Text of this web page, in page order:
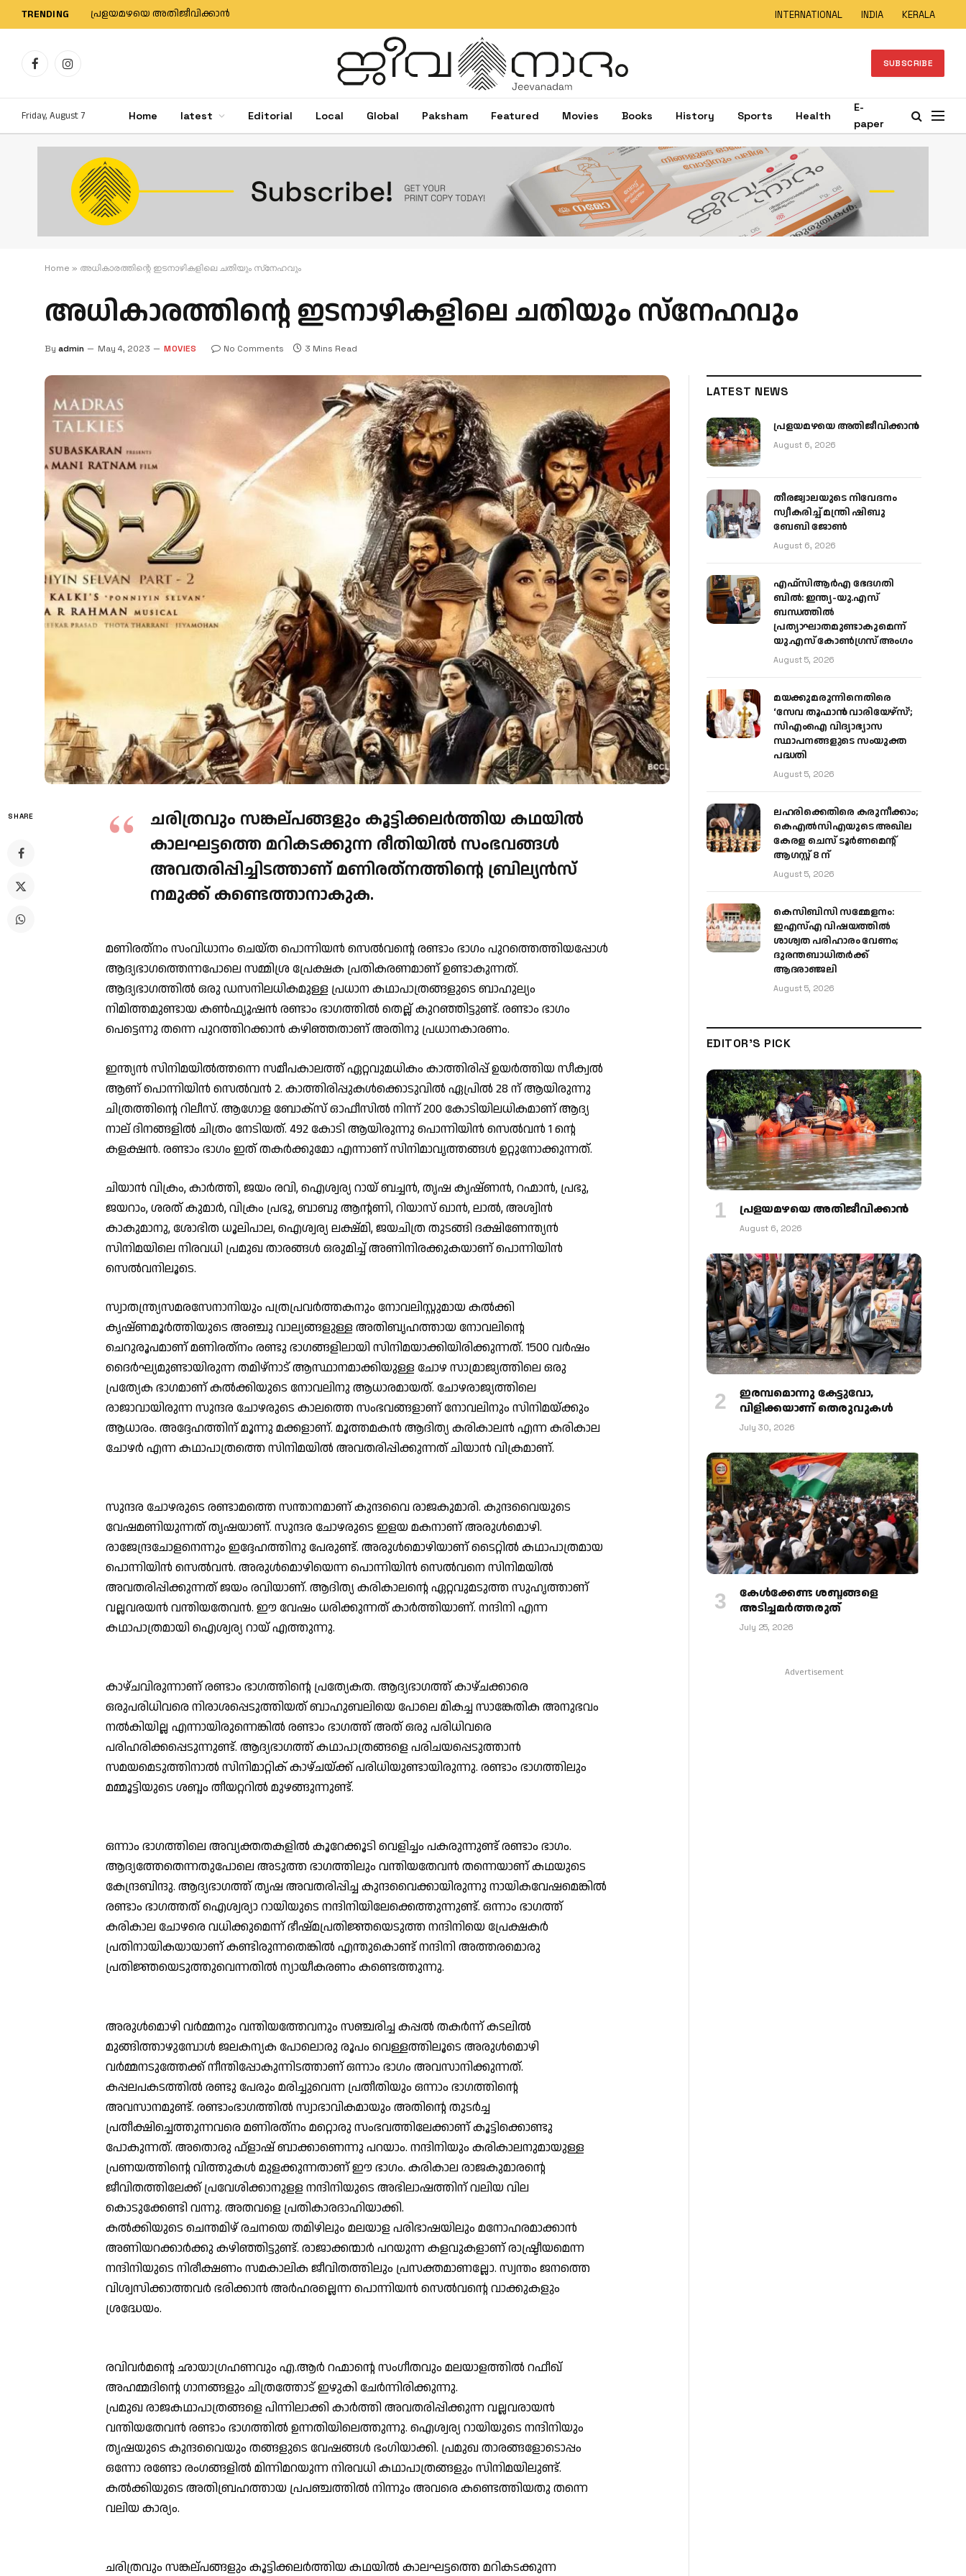
TRENDING പ്രളയമഴയെ അതിജീവിക്കാന്‍ INTERNATIONAL INDIA KERALA
FacebookInstagram SUBSCRIBE
Friday, August 7 Home latest Editorial Local Global Paksham Featured Movies Books History Sports Health
E-
paper
Home » അധികാരത്തിന്റെ ഇടനാഴികളിലെ ചതിയും സ്‌നേഹവും
അധികാരത്തിന്റെ ഇടനാഴികളിലെ ചതിയും സ്‌നേഹവും
By admin May 4, 2023 MOVIES No Comments 3 Mins Read
SHARE
ചരിത്രവും സങ്കല്പങ്ങളും കൂട്ടിക്കലര്‍ത്തിയ കഥയില്‍
കാലഘട്ടത്തെ മറികടക്കുന്ന രീതിയില്‍ സംഭവങ്ങള്‍
അവതരിപ്പിച്ചിടത്താണ് മണിരത്‌നത്തിന്റെ ബ്രില്യന്‍സ്
നമുക്ക് കണ്ടെത്താനാകുക.
മണിരത്‌നം സംവിധാനം ചെയ്ത പൊന്നിയന്‍ സെല്‍വന്റെ രണ്ടാം ഭാഗം പുറത്തെത്തിയപ്പോള്‍
ആദ്യഭാഗത്തെന്നപോലെ സമ്മിശ്ര പ്രേക്ഷക പ്രതികരണമാണ് ഉണ്ടാകുന്നത്.
ആദ്യഭാഗത്തില്‍ ഒരു ഡസനിലധികമുള്ള പ്രധാന കഥാപാത്രങ്ങളുടെ ബാഹുല്യം
നിമിത്തമുണ്ടായ കണ്‍ഫ്യൂഷന്‍ രണ്ടാം ഭാഗത്തില്‍ തെല്ല് കുറഞ്ഞിട്ടുണ്ട്. രണ്ടാം ഭാഗം
പെട്ടെന്നു തന്നെ പുറത്തിറക്കാന്‍ കഴിഞ്ഞതാണ് അതിനു പ്രധാനകാരണം.
ഇന്ത്യന്‍ സിനിമയില്‍ത്തന്നെ സമീപകാലത്ത് ഏറ്റവുമധികം കാത്തിരിപ്പ് ഉയര്‍ത്തിയ സീക്വല്‍
ആണ് പൊന്നിയിന്‍ സെല്‍വന്‍ 2. കാത്തിരിപ്പുകള്‍ക്കൊടുവില്‍ ഏപ്രില്‍ 28 ന് ആയിരുന്നു
ചിത്രത്തിന്റെ റിലീസ്. ആഗോള ബോക്‌സ് ഓഫീസില്‍ നിന്ന് 200 കോടിയിലധികമാണ് ആദ്യ
നാല് ദിനങ്ങളില്‍ ചിത്രം നേടിയത്. 492 കോടി ആയിരുന്നു പൊന്നിയിന്‍ സെല്‍വന്‍ 1 ന്റെ
കളക്ഷന്‍. രണ്ടാം ഭാഗം ഇത് തകര്‍ക്കുമോ എന്നാണ് സിനിമാവൃത്തങ്ങള്‍ ഉറ്റുനോക്കുന്നത്.
ചിയാന്‍ വിക്രം, കാര്‍ത്തി, ജയം രവി, ഐശ്വര്യ റായ് ബച്ചന്‍, തൃഷ കൃഷ്ണന്‍, റഹ്മാന്‍, പ്രഭു,
ജയറാം, ശരത് കുമാര്‍, വിക്രം പ്രഭു, ബാബു ആന്റണി, റിയാസ് ഖാന്‍, ലാല്‍, അശ്വിന്‍
കാകുമാനു, ശോഭിത ധൂലിപാല, ഐശ്വര്യ ലക്ഷ്മി, ജയചിത്ര തുടങ്ങി ദക്ഷിണേന്ത്യന്‍
സിനിമയിലെ നിരവധി പ്രമുഖ താരങ്ങള്‍ ഒരുമിച്ച് അണിനിരക്കുകയാണ് പൊന്നിയിന്‍
സെല്‍വനിലൂടെ.
സ്വാതന്ത്ര്യസമരസേനാനിയും പത്രപ്രവര്‍ത്തകനും നോവലിസ്റ്റുമായ കല്‍ക്കി
കൃഷ്ണമൂര്‍ത്തിയുടെ അഞ്ചു വാല്യങ്ങളുള്ള അതിബൃഹത്തായ നോവലിന്റെ
ചെറുരൂപമാണ് മണിരത്‌നം രണ്ടു ഭാഗങ്ങളിലായി സിനിമയാക്കിയിരിക്കുന്നത്. 1500 വര്‍ഷം
ദൈര്‍ഘ്യമുണ്ടായിരുന്ന തമിഴ്‌നാട് ആസ്ഥാനമാക്കിയുള്ള ചോഴ സാമ്രാജ്യത്തിലെ ഒരു
പ്രത്യേക ഭാഗമാണ് കല്‍ക്കിയുടെ നോവലിനു ആധാരമായത്. ചോഴരാജ്യത്തിലെ
രാജാവായിരുന്ന സുന്ദര ചോഴരുടെ കാലത്തെ സംഭവങ്ങളാണ് നോവലിനും സിനിമയ്ക്കും
ആധാരം. അദ്ദേഹത്തിന് മൂന്നു മക്കളാണ്. മൂത്തമകന്‍ ആദിത്യ കരികാലന്‍ എന്ന കരികാല
ചോഴര്‍ എന്ന കഥാപാത്രത്തെ സിനിമയില്‍ അവതരിപ്പിക്കുന്നത് ചിയാന്‍ വിക്രമാണ്.
സുന്ദര ചോഴരുടെ രണ്ടാമത്തെ സന്താനമാണ് കുന്ദവൈ രാജകുമാരി. കുന്ദവൈയുടെ
വേഷമണിയുന്നത് തൃഷയാണ്. സുന്ദര ചോഴരുടെ ഇളയ മകനാണ് അരുള്‍മൊഴി.
രാജേന്ദ്രചോളനെന്നും ഇദ്ദേഹത്തിനു പേരുണ്ട്. അരുള്‍മൊഴിയാണ് ടൈറ്റില്‍ കഥാപാത്രമായ
പൊന്നിയിന്‍ സെല്‍വന്‍. അരുള്‍മൊഴിയെന്ന പൊന്നിയിന്‍ സെല്‍വനെ സിനിമയില്‍
അവതരിപ്പിക്കുന്നത് ജയം രവിയാണ്. ആദിത്യ കരികാലന്റെ ഏറ്റവുമടുത്ത സുഹൃത്താണ്
വല്ലവരയന്‍ വന്തിയതേവന്‍. ഈ വേഷം ധരിക്കുന്നത് കാര്‍ത്തിയാണ്. നന്ദിനി എന്ന
കഥാപാത്രമായി ഐശ്വര്യ റായ് എത്തുന്നു.
കാഴ്ചവിരുന്നാണ് രണ്ടാം ഭാഗത്തിന്റെ പ്രത്യേകത. ആദ്യഭാഗത്ത് കാഴ്ചക്കാരെ
ഒരുപരിധിവരെ നിരാശപ്പെടുത്തിയത് ബാഹുബലിയെ പോലെ മികച്ച സാങ്കേതിക അനുഭവം
നല്‍കിയില്ല എന്നായിരുന്നെങ്കില്‍ രണ്ടാം ഭാഗത്ത് അത് ഒരു പരിധിവരെ
പരിഹരിക്കപ്പെടുന്നുണ്ട്. ആദ്യഭാഗത്ത് കഥാപാത്രങ്ങളെ പരിചയപ്പെടുത്താന്‍
സമയമെടുത്തിനാല്‍ സിനിമാറ്റിക് കാഴ്ചയ്ക്ക് പരിധിയുണ്ടായിരുന്നു. രണ്ടാം ഭാഗത്തിലും
മമ്മൂട്ടിയുടെ ശബ്ദം തീയറ്ററില്‍ മുഴങ്ങുന്നുണ്ട്.
ഒന്നാം ഭാഗത്തിലെ അവ്യക്തതകളില്‍ കൂറേക്കൂടി വെളിച്ചം പകരുന്നുണ്ട് രണ്ടാം ഭാഗം.
ആദ്യത്തേതെന്നതുപോലെ അടുത്ത ഭാഗത്തിലും വന്തിയതേവന്‍ തന്നെയാണ് കഥയുടെ
കേന്ദ്രബിന്ദു. ആദ്യഭാഗത്ത് തൃഷ അവതരിപ്പിച്ച കുന്ദവൈക്കായിരുന്നു നായികവേഷമെങ്കില്‍
രണ്ടാം ഭാഗത്തത് ഐശ്വര്യാ റായിയുടെ നന്ദിനിയിലേക്കെത്തുന്നുണ്ട്. ഒന്നാം ഭാഗത്ത്
കരികാല ചോഴരെ വധിക്കുമെന്ന് ഭീഷ്മപ്രതിജ്ഞയെടുത്ത നന്ദിനിയെ പ്രേക്ഷകര്‍
പ്രതിനായികയായാണ് കണ്ടിരുന്നതെങ്കില്‍ എന്തുകൊണ്ട് നന്ദിനി അത്തരമൊരു
പ്രതിജ്ഞയെടുത്തുവെന്നതില്‍ ന്യായീകരണം കണ്ടെത്തുന്നു.
അരുള്‍മൊഴി വര്‍മ്മനും വന്തിയത്തേവനും സഞ്ചരിച്ച കപ്പല്‍ തകര്‍ന്ന് കടലില്‍
മുങ്ങിത്താഴുമ്പോള്‍ ജലകന്യക പോലൊരു രൂപം വെള്ളത്തിലൂടെ അരുള്‍മൊഴി
വര്‍മ്മനടുത്തേക്ക് നീന്തിപ്പോകുന്നിടത്താണ് ഒന്നാം ഭാഗം അവസാനിക്കുന്നത്.
കപ്പലപകടത്തില്‍ രണ്ടു പേരും മരിച്ചുവെന്ന പ്രതീതിയും ഒന്നാം ഭാഗത്തിന്റെ
അവസാനമുണ്ട്. രണ്ടാംഭാഗത്തില്‍ സ്വാഭാവികമായും അതിന്റെ തുടര്‍ച്ച
പ്രതീക്ഷിച്ചെത്തുന്നവരെ മണിരത്‌നം മറ്റൊരു സംഭവത്തിലേക്കാണ് കൂട്ടിക്കൊണ്ടു
പോകുന്നത്. അതൊരു ഫ്‌ളാഷ് ബാക്കാണെന്നു പറയാം. നന്ദിനിയും കരികാലനുമായുള്ള
പ്രണയത്തിന്റെ വിത്തുകള്‍ മുളക്കുന്നതാണ് ഈ ഭാഗം. കരികാല രാജകുമാരന്റെ
ജീവിതത്തിലേക്ക് പ്രവേശിക്കാനുളള നന്ദിനിയുടെ അഭിലാഷത്തിന് വലിയ വില
കൊടുക്കേണ്ടി വന്നു. അതവളെ പ്രതികാരദാഹിയാക്കി.
കല്‍ക്കിയുടെ ചെന്തമിഴ് രചനയെ തമിഴിലും മലയാള പരിഭാഷയിലും മനോഹരമാക്കാന്‍
അണിയറക്കാര്‍ക്കു കഴിഞ്ഞിട്ടുണ്ട്. രാജാക്കന്മാര്‍ പറയുന്ന കളവുകളാണ് രാഷ്ട്രീയമെന്ന
നന്ദിനിയുടെ നിരീക്ഷണം സമകാലിക ജീവിതത്തിലും പ്രസക്തമാണല്ലോ. സ്വന്തം ജനത്തെ
വിശ്വസിക്കാത്തവര്‍ ഭരിക്കാന്‍ അര്‍ഹരല്ലെന്ന പൊന്നിയന്‍ സെല്‍വന്റെ വാക്കുകളും
ശ്രദ്ധേയം.
രവിവര്‍മന്റെ ഛായാഗ്രഹണവും എ.ആര്‍ റഹ്മാന്റെ സംഗീതവും മലയാളത്തില്‍ റഫീഖ്
അഹമ്മദിന്റെ ഗാനങ്ങളും ചിത്രത്തോട് ഇഴുകി ചേര്‍ന്നിരിക്കുന്നു.
പ്രമുഖ രാജകഥാപാത്രങ്ങളെ പിന്നിലാക്കി കാര്‍ത്തി അവതരിപ്പിക്കുന്ന വല്ലവരായന്‍
വന്തിയതേവന്‍ രണ്ടാം ഭാഗത്തില്‍ ഉന്നതിയിലെത്തുന്നു. ഐശ്വര്യ റായിയുടെ നന്ദിനിയും
തൃഷയുടെ കുന്ദവൈയും തങ്ങളുടെ വേഷങ്ങള്‍ ഭംഗിയാക്കി. പ്രമുഖ താരങ്ങളോടൊപ്പം
ഒന്നോ രണ്ടോ രംഗങ്ങളില്‍ മിന്നിമറയുന്ന നിരവധി കഥാപാത്രങ്ങളും സിനിമയിലുണ്ട്.
കല്‍ക്കിയുടെ അതിബ്രഹത്തായ പ്രപഞ്ചത്തില്‍ നിന്നും അവരെ കണ്ടെത്തിയതു തന്നെ
വലിയ കാര്യം.
ചരിത്രവും സങ്കല്പങ്ങളും കൂട്ടിക്കലര്‍ത്തിയ കഥയില്‍ കാലഘട്ടത്തെ മറികടക്കുന്ന
LATEST NEWS
പ്രളയമഴയെ അതിജീവിക്കാന്‍
August 6, 2026
തീരജ്വാലയുടെ നിവേദനം
സ്വീകരിച്ച് മന്ത്രി ഷിബു
ബേബി ജോൺ
August 6, 2026
എഫ്‌സിആർഎ ഭേദഗതി
ബിൽ: ഇന്ത്യ-യു.എസ്
ബന്ധത്തിൽ
പ്രത്യാഘാതമുണ്ടാകുമെന്ന്
യു.എസ് കോൺഗ്രസ് അംഗം
August 5, 2026
മയക്കുമരുന്നിനെതിരെ
‘സേവ തൂഫാൻ വാരിയേഴ്‌സ്’;
സിഎംഐ വിദ്യാഭ്യാസ
സ്ഥാപനങ്ങളുടെ സംയുക്ത
പദ്ധതി
August 5, 2026
ലഹരിക്കെതിരെ കരുനീക്കാം;
കെഎൽസിഎയുടെ അഖില
കേരള ചെസ് ടൂർണമെന്റ്
ആഗസ്റ്റ് 8 ന്
August 5, 2026
കെസിബിസി സമ്മേളനം:
ഇഎസ്എ വിഷയത്തിൽ
ശാശ്വത പരിഹാരം വേണം;
ദുരന്തബാധിതർക്ക്
ആദരാഞ്ജലി
August 5, 2026
EDITOR'S PICK
പ്രളയമഴയെ അതിജീവിക്കാന്‍
August 6, 2026
ഇരമ്പമൊന്നു കേട്ടുവോ,
വിളിക്കയാണ് തെരുവുകള്‍
July 30, 2026
കേള്‍ക്കേണ്ട ശബ്ദങ്ങളെ
അടിച്ചമര്‍ത്തരുത്
July 25, 2026
Advertisement